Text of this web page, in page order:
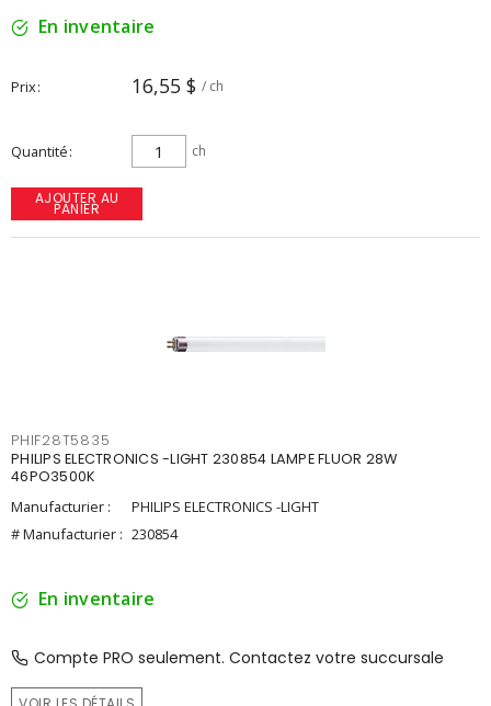
En inventaire
Prix 16,55 $ / ch
Quantité ch
AJOUTER AU
PANIER
PHIF28T5835
PHILIPS ELECTRONICS -LIGHT 230854 LAMPE FLUOR 28W
46PO3500K
Manufacturier :
PHILIPS ELECTRONICS -LIGHT
# Manufacturier : 230854
En inventaire
Compte PRO seulement. Contactez votre succursale